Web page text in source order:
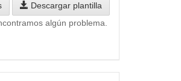
Descargar plantilla
algún problema.